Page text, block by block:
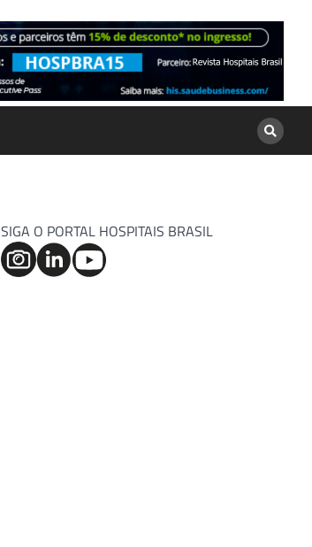
SIGA O PORTAL HOSPITAIS BRASIL